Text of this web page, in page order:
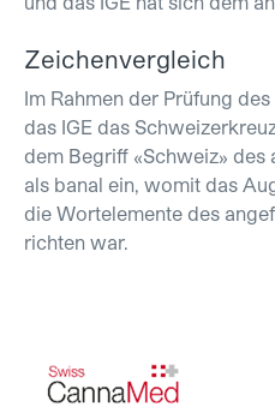
Zeichenvergleich
Im Rahmen der Prüfung
das IGE das
dem Begriff «Schweiz» des
als banal ein, womit das
die Wortelemente des
richten war.